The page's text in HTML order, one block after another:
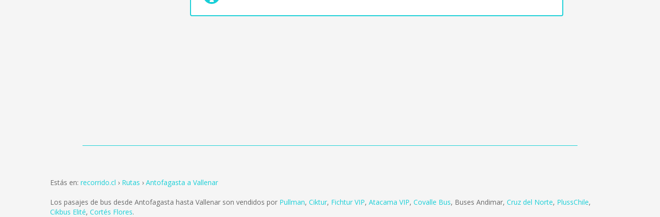
Estás en: recorrido.cl Rutas Antofagasta a Vallenar
Los pasajes de bus desde Antofagasta hasta Vallenar son vendidos por Pullman, Ciktur, Fichtur VIP, Atacama VIP, Covalle Bus, Buses Andimar, Cruz del Norte, PlussChile,
Cikbus Elité, Cortés Flores.